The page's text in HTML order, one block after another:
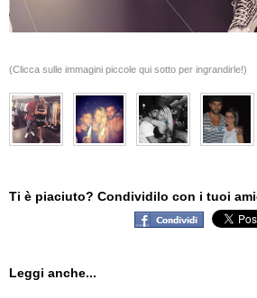
(Clicca sulle immagini piccole qui sotto per ingrandirle!)
Ti è piaciuto? Condividilo con i tuoi
Leggi anche...